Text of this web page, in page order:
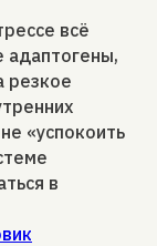
всё
адаптогены,
резкое
«успокоить
в